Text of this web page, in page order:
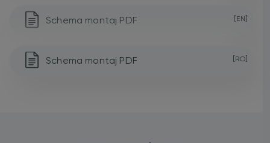
Schema montaj PDF [EN]
Schema montaj PDF [RO]